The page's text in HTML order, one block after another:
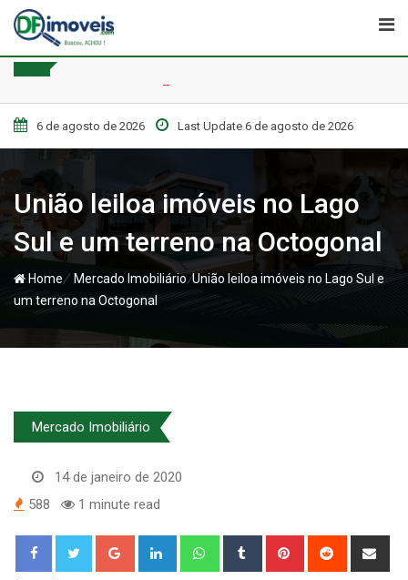
Skip
content
6 de agosto de 2026 Last Update 6 de agosto de 2026
União leiloa imóveis no Lago
Sul e um terreno na Octogonal
Home/Mercado Imobiliário/União leiloa imóveis no Lago Sul e
um terreno na Octogonal
Mercado Imobiliário
14 de janeiro de 2020
588
1 minute read
Google+ LinkedIn WhatsappTumblr Pinterest Reddit